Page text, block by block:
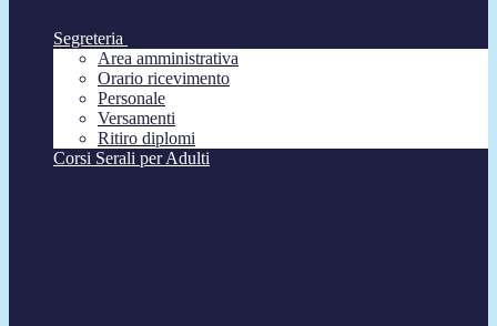
Segreteria
Area amministrativa
Orario ricevimento
Personale
Versamenti
Ritiro diplomi
Corsi Serali per Adulti